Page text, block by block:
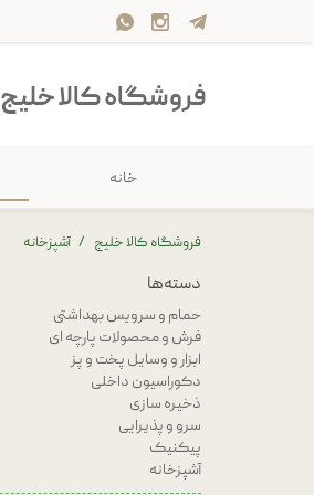
خانه
حمام
فروشگاه کالا خلیج
فروشگاه کالا خلیج آشپزخانه
دسته‌ها
حمام و سرویس بهداشتی
فرش و محصولات پارچه ای
ابزار و وسایل پخت و پز
دکوراسیون داخلی
ذخیره سازی
سرو و پذیرایی
پیکنیک
آشپزخانه